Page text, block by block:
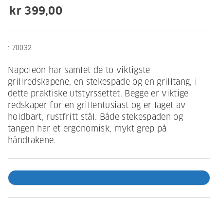
kr 399,00
: 70032
Napoleon har samlet de to viktigste
grillredskapene, en stekespade og en grilltang, i
dette praktiske utstyrssettet. Begge er viktige
redskaper for en grillentusiast og er laget av
holdbart, rustfritt stål. Både stekespaden og
tangen har et ergonomisk, mykt grep på
håndtakene.